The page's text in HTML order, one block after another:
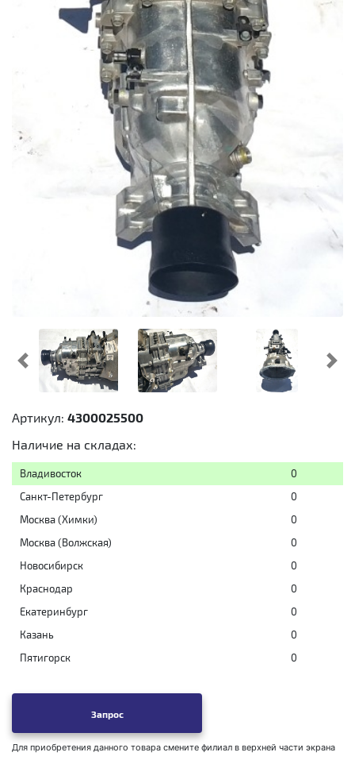
Предыдущий
Артикул: 4300025500
Наличие на складах:
Владивосток
0
Санкт-Петербург
0
Москва (Химки)
0
Москва (Волжская)
0
Новосибирск
0
Краснодар
0
Екатеринбург
0
Казань
0
Пятигорск
0
Запрос
Для приобретения данного товара смените филиал в верхней части экрана